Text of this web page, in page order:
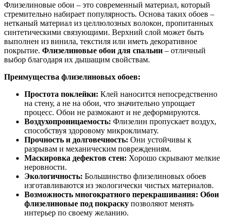
Флизелиновые обои – это современный материал, который
стремительно набирает популярность. Основа таких обоев –
нетканый материал из целлюлозных волокон, пропитанных
синтетическими связующими. Верхний слой может быть
выполнен из винила, текстиля или иметь декоративное
покрытие. Флизелиновые обои для спальни – отличный
выбор благодаря их дышащим свойствам.
Преимущества флизелиновых обоев:
Простота поклейки: Клей наносится непосредственно
на стену, а не на обои, что значительно упрощает
процесс. Обои не размокают и не деформируются.
Воздухопроницаемость: Флизелин пропускает воздух,
способствуя здоровому микроклимату.
Прочность и долговечность: Они устойчивы к
разрывам и механическим повреждениям.
Маскировка дефектов стен: Хорошо скрывают мелкие
неровности.
Экологичность: Большинство флизелиновых обоев
изготавливаются из экологически чистых материалов.
Возможность многократного перекрашивания: Обои
флизелиновые под покраску позволяют менять
интерьер по своему желанию.